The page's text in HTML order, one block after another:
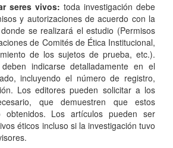
seres vivos: toda investigación debe
y autorizaciones de acuerdo con la
se realizará el estudio (Permisos
de Comités de Ética Institucional,
de los sujetos de prueba, etc.).
indicarse detalladamente en el
incluyendo el número de registro,
Los editores pueden solicitar a los
que demuestren que estos
obtenidos. Los artículos pueden ser
éticos incluso si la investigación tuvo